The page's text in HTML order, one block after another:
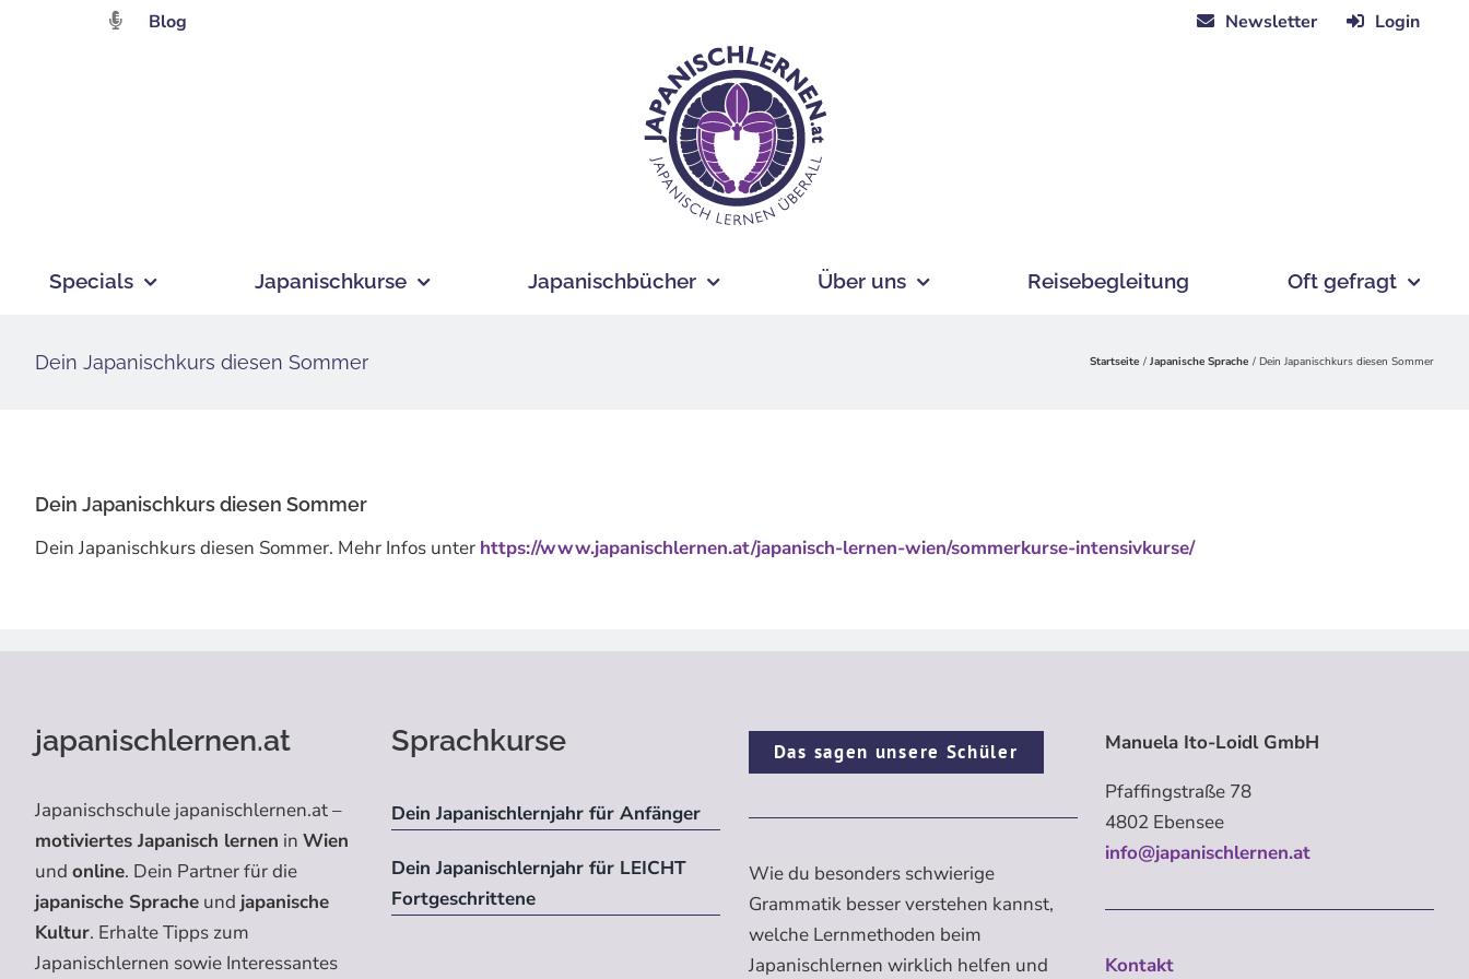
Blog Newsletter Login
Specials Japanischkurse Japanischbücher Über uns Reisebegleitung Oft gefragt
Dein Japanischkurs diesen Sommer Startseite Japanische Sprache Dein Japanischkurs diesen Sommer
Dein Japanischkurs diesen Sommer
Dein Japanischkurs diesen Sommer. Mehr Infos unter https://www.japanischlernen.at/japanisch-lernen-wien/sommerkurse-intensivkurse/
japanischlernen.at
Japanischschule japanischlernen.at –
motiviertes Japanisch lernen in Wien
und online. Dein Partner für die
japanische Spracheund japanische
Kultur. Erhalte Tipps zum
Japanischlernen sowie Interessantes
Sprachkurse
Dein Japanischlernjahr für Anfänger
Dein Japanischlernjahr für LEICHT
Fortgeschrittene
Das sagen unsere Schüler
Wie du besonders schwierige
Grammatik besser verstehen kannst,
welche Lernmethoden beim
Japanischlernen wirklich helfen und
Manuela Ito-Loidl GmbH
Pfaffingstraße 78
4802 Ebensee
info@japanischlernen.at
Kontakt